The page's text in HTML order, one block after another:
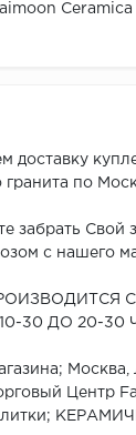
доставку
гранита по
забрать Свой
с нашего
30 ДО 20-30
Москва,
Центр